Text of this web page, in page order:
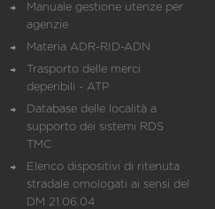
Manuale gestione utenze per
agenzie
Materia ADR-RID-ADN
Trasporto delle merci
deperibili - ATP
Database delle località a
supporto dei sistemi RDS
TMC
Elenco dispositivi di ritenuta
stradale omologati ai sensi del
DM 21.06.04